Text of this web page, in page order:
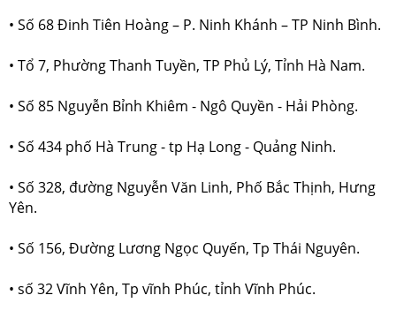
• Số 68 Đinh Tiên Hoàng – P. Ninh Khánh – TP Ninh Bình.
• Tổ 7, Phường Thanh Tuyền, TP Phủ Lý, Tỉnh Hà Nam.
• Số 85 Nguyễn Bỉnh Khiêm - Ngô Quyền - Hải Phòng.
• Số 434 phố Hà Trung - tp Hạ Long - Quảng Ninh.
• Số 328, đường Nguyễn Văn Linh, Phố Bắc Thịnh, Hưng
Yên.
• Số 156, Đường Lương Ngọc Quyến, Tp Thái Nguyên.
• số 32 Vĩnh Yên, Tp vĩnh Phúc, tỉnh Vĩnh Phúc.